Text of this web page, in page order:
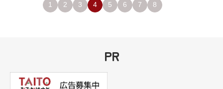
1 2 3 4 5 6 7 8
PR